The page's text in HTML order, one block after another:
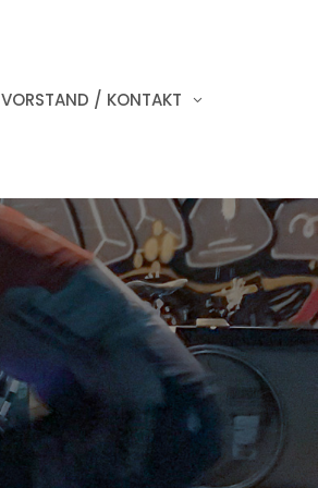
VORSTAND / KONTAKT